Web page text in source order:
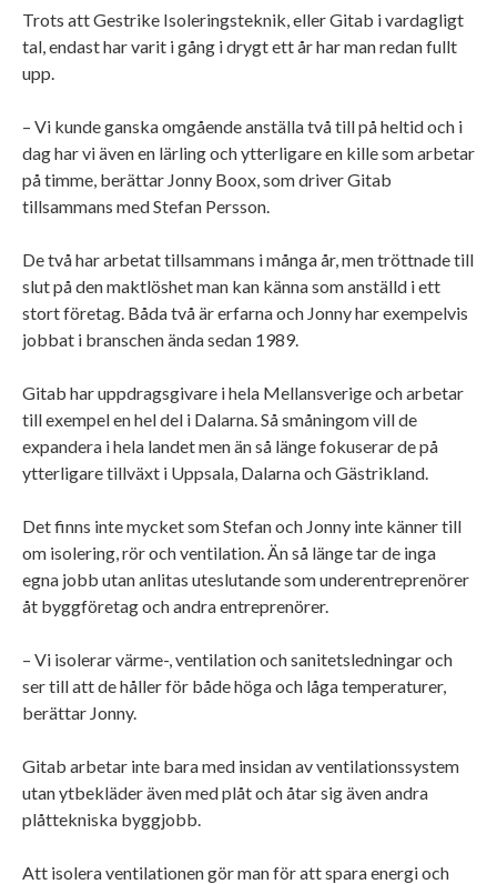
Trots att Gestrike Isoleringsteknik, eller Gitab i vardagligt
tal, endast har varit i gång i drygt ett år har man redan fullt
upp.
– Vi kunde ganska omgående anställa två till på heltid och i
dag har vi även en lärling och ytterligare en kille som arbetar
på timme, berättar Jonny Boox, som driver Gitab
tillsammans med Stefan Persson.
De två har arbetat tillsammans i många år, men tröttnade till
slut på den maktlöshet man kan känna som anställd i ett
stort företag. Båda två är erfarna och Jonny har exempelvis
jobbat i branschen ända sedan 1989.
Gitab har uppdragsgivare i hela Mellansverige och arbetar
till exempel en hel del i Dalarna. Så småningom vill de
expandera i hela landet men än så länge fokuserar de på
ytterligare tillväxt i Uppsala, Dalarna och Gästrikland.
Det finns inte mycket som Stefan och Jonny inte känner till
om isolering, rör och ventilation. Än så länge tar de inga
egna jobb utan anlitas uteslutande som underentreprenörer
åt byggföretag och andra entreprenörer.
– Vi isolerar värme-, ventilation och sanitetsledningar och
ser till att de håller för både höga och låga temperaturer,
berättar Jonny.
Gitab arbetar inte bara med insidan av ventilationssystem
utan ytbekläder även med plåt och åtar sig även andra
plåttekniska byggjobb.
Att isolera ventilationen gör man för att spara energi och